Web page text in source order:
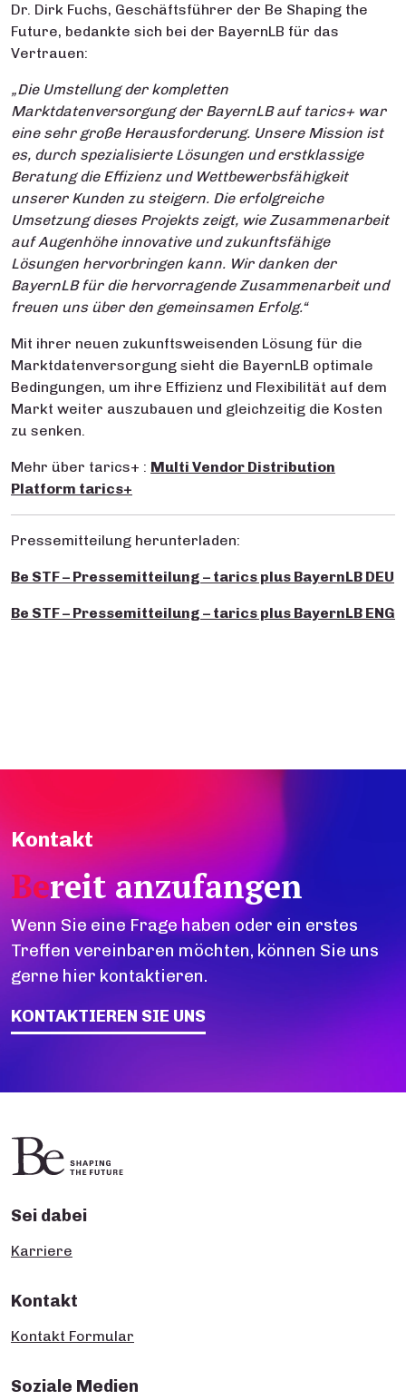
Dr. Dirk Fuchs, Geschäftsführer der Be Shaping the
Future, bedankte sich bei der BayernLB für das
Vertrauen:
„Die Umstellung der kompletten
Marktdatenversorgung der BayernLB auf tarics+ war
eine sehr große Herausforderung. Unsere Mission ist
es, durch spezialisierte Lösungen und erstklassige
Beratung die Effizienz und Wettbewerbsfähigkeit
unserer Kunden zu steigern. Die erfolgreiche
Umsetzung dieses Projekts zeigt, wie Zusammenarbeit
auf Augenhöhe innovative und zukunftsfähige
Lösungen hervorbringen kann. Wir danken der
BayernLB für die hervorragende Zusammenarbeit und
freuen uns über den gemeinsamen Erfolg.“
Mit ihrer neuen zukunftsweisenden Lösung für die
Marktdatenversorgung sieht die BayernLB optimale
Bedingungen, um ihre Effizienz und Flexibilität auf dem
Markt weiter auszubauen und gleichzeitig die Kosten
zu senken.
Mehr über tarics+ : Multi Vendor Distribution
Platform tarics+
Pressemitteilung herunterladen:
Be STF – Pressemitteilung – tarics plus BayernLB DEU
Be STF – Pressemitteilung – tarics plus BayernLB ENG
Kontakt
Bereit anzufangen
Wenn Sie eine Frage haben oder ein erstes
Treffen vereinbaren möchten, können Sie uns
gerne hier kontaktieren.
KONTAKTIEREN SIE UNS
Sei dabei
Karriere
Kontakt
Kontakt Formular
Soziale Medien